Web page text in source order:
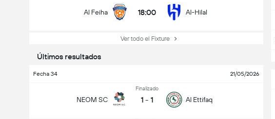
Al Feiha 18:00 Al-Hilal
Ver todo el Fixture
Últimos resultados
Fecha 34 21/05/2026
NEOM SC
Finalizado
1 - 1 Al Ettifaq